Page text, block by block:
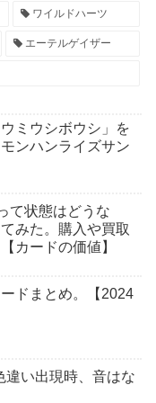
ワイルドハーツ
エーテルゲイザー
ミウシボウシ」を
ンハンライズサン
て状態はどうな
みた。購入や買取
カードの価値】
ドまとめ。【2024
違い出現時、音はな